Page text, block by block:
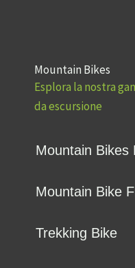
Mountain Bikes
Esplora la nostra
da escursione
Mountain Bikes
Mountain Bike
Trekking Bike